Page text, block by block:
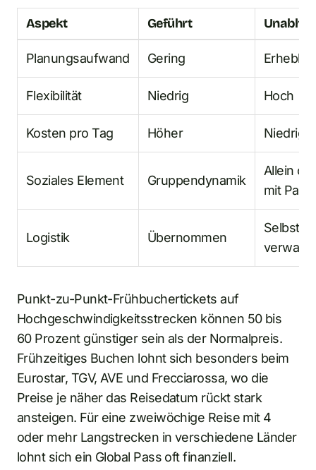
Aspekt Geführt
Planungsaufwand Gering
Flexibilität Niedrig Hoch
Kosten pro Tag Höher
Soziales Element Gruppendynamik
Allein
mit
Logistik Übernommen
Selbst
Punkt-zu-Punkt-Frühbuchertickets auf
Hochgeschwindigkeitsstrecken können 50 bis
60 Prozent günstiger sein als der Normalpreis.
Frühzeitiges Buchen lohnt sich besonders beim
Eurostar, TGV, AVE und Frecciarossa, wo die
Preise je näher das Reisedatum rückt stark
ansteigen. Für eine zweiwöchige Reise mit 4
oder mehr Langstrecken in verschiedene Länder
lohnt sich ein Global Pass oft finanziell.